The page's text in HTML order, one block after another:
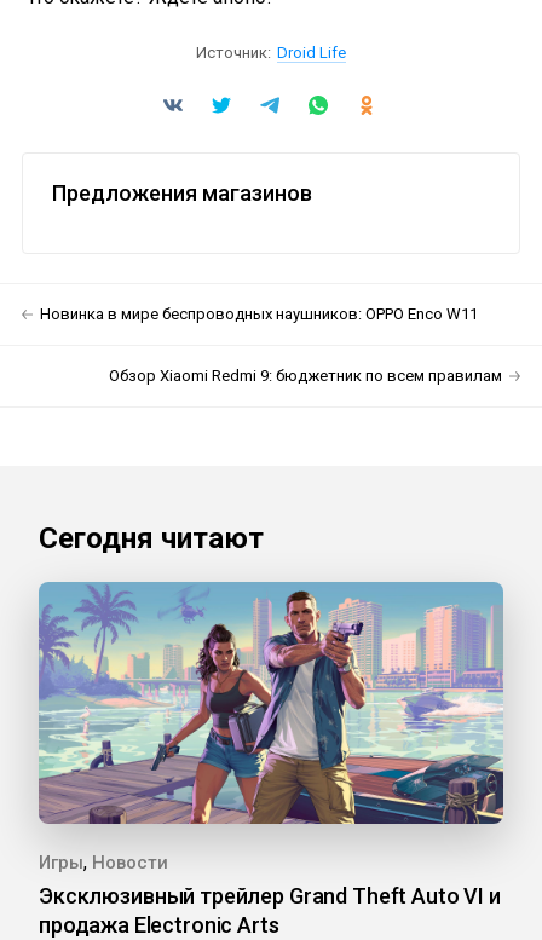
Источник: Droid Life
Предложения магазинов
Новинка в мире беспроводных наушников: OPPO Enco W11
Обзор Xiaomi Redmi 9: бюджетник по всем правилам
Сегодня читают
Игры, Новости
Эксклюзивный трейлер Grand Theft Auto VI и
продажа Electronic Arts